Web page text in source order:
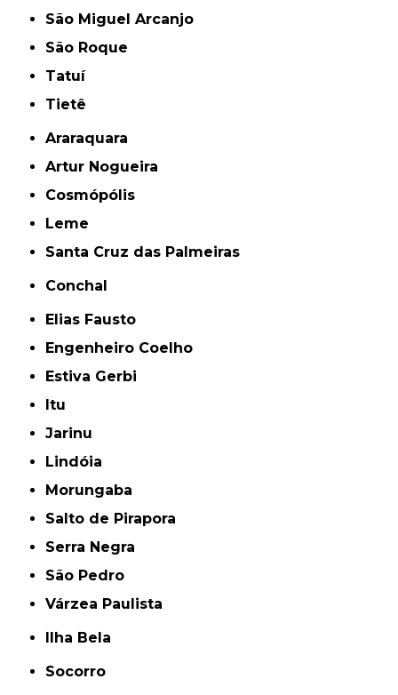
São Miguel Arcanjo
São Roque
Tatuí
Tietê
Araraquara
Artur Nogueira
Cosmópólis
Leme
Santa Cruz das Palmeiras
Conchal
Elias Fausto
Engenheiro Coelho
Estiva Gerbi
Itu
Jarinu
Lindóia
Morungaba
Salto de Pirapora
Serra Negra
São Pedro
Várzea Paulista
Ilha Bela
Socorro